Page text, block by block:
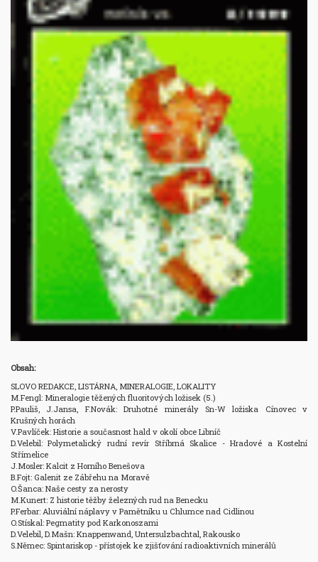
Obsah:
SLOVO REDAKCE, LISTÁRNA, MINERALOGIE, LOKALITY
M.Fengl: Mineralogie těžených fluoritových ložisek (5.)
P.Pauliš, J.Jansa, F.Novák: Druhotné minerály Sn-W ložiska Cínovec v
Krušných horách
V.Pavlíček: Historie a současnost hald v okolí obce Libníč
D.Velebil: Polymetalický rudní revír Stříbrná Skalice - Hradové a Kostelní
Střímelice
J.Mosler: Kalcit z Horního Benešova
B.Fojt: Galenit ze Zábřehu na Moravě
O.Šanca: Naše cesty za nerosty
M.Kunert: Z historie těžby železných rud na Benecku
P.Ferbar: Aluviální náplavy v Pamětníku u Chlumce nad Cidlinou
O.Stískal: Pegmatity pod Karkonoszami
D.Velebil, D.Mašn: Knappenwand, Untersulzbachtal, Rakousko
S.Němec: Spintariskop - přístojek ke zjišťování radioaktivních minerálů